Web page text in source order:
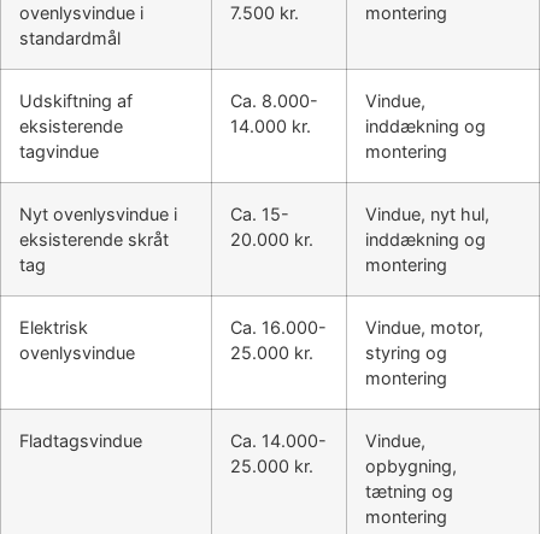
ovenlysvindue i
standardmål
7.500 kr.
montering
Udskiftning af
eksisterende
tagvindue
Ca. 8.000-
14.000 kr.
Vindue,
inddækning og
montering
Nyt ovenlysvindue i
eksisterende skråt
tag
Ca. 15-
20.000 kr.
Vindue, nyt hul,
inddækning og
montering
Elektrisk
ovenlysvindue
Ca. 16.000-
25.000 kr.
Vindue, motor,
styring og
montering
Fladtagsvindue
Ca. 14.000-
25.000 kr.
Vindue,
opbygning,
tætning og
montering